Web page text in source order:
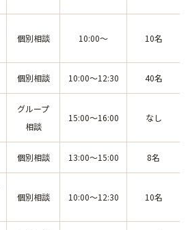
個別相談 10:00～ 10名
個別相談 10:00～12:30 40名
グループ
相談
15:00～16:00 なし
個別相談 13:00～15:00 8名
個別相談 10:00～12:30 10名